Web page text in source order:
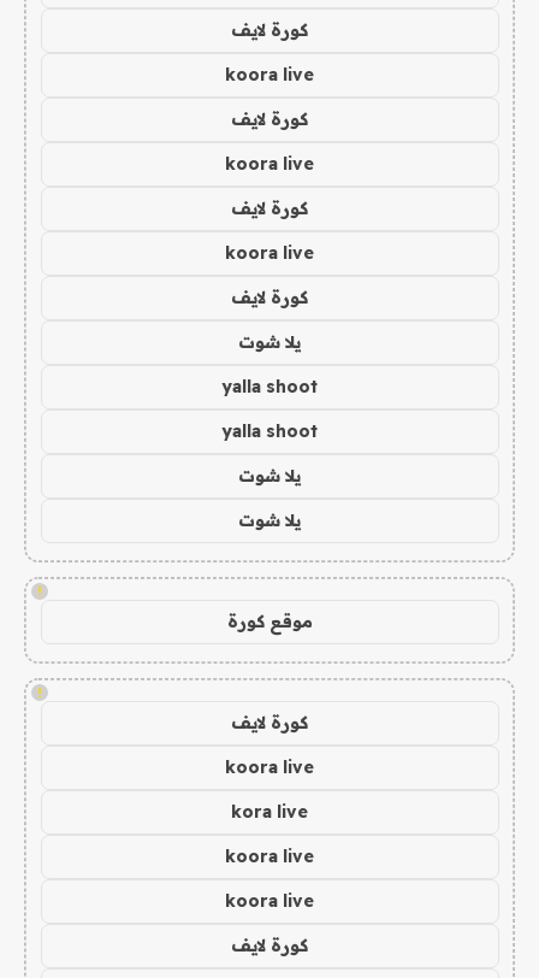
كورة لايف
koora live
كورة لايف
koora live
كورة لايف
koora live
كورة لايف
يلا شوت
yalla shoot
yalla shoot
يلا شوت
يلا شوت
!
موقع كورة
!
كورة لايف
koora live
kora live
koora live
koora live
كورة لايف